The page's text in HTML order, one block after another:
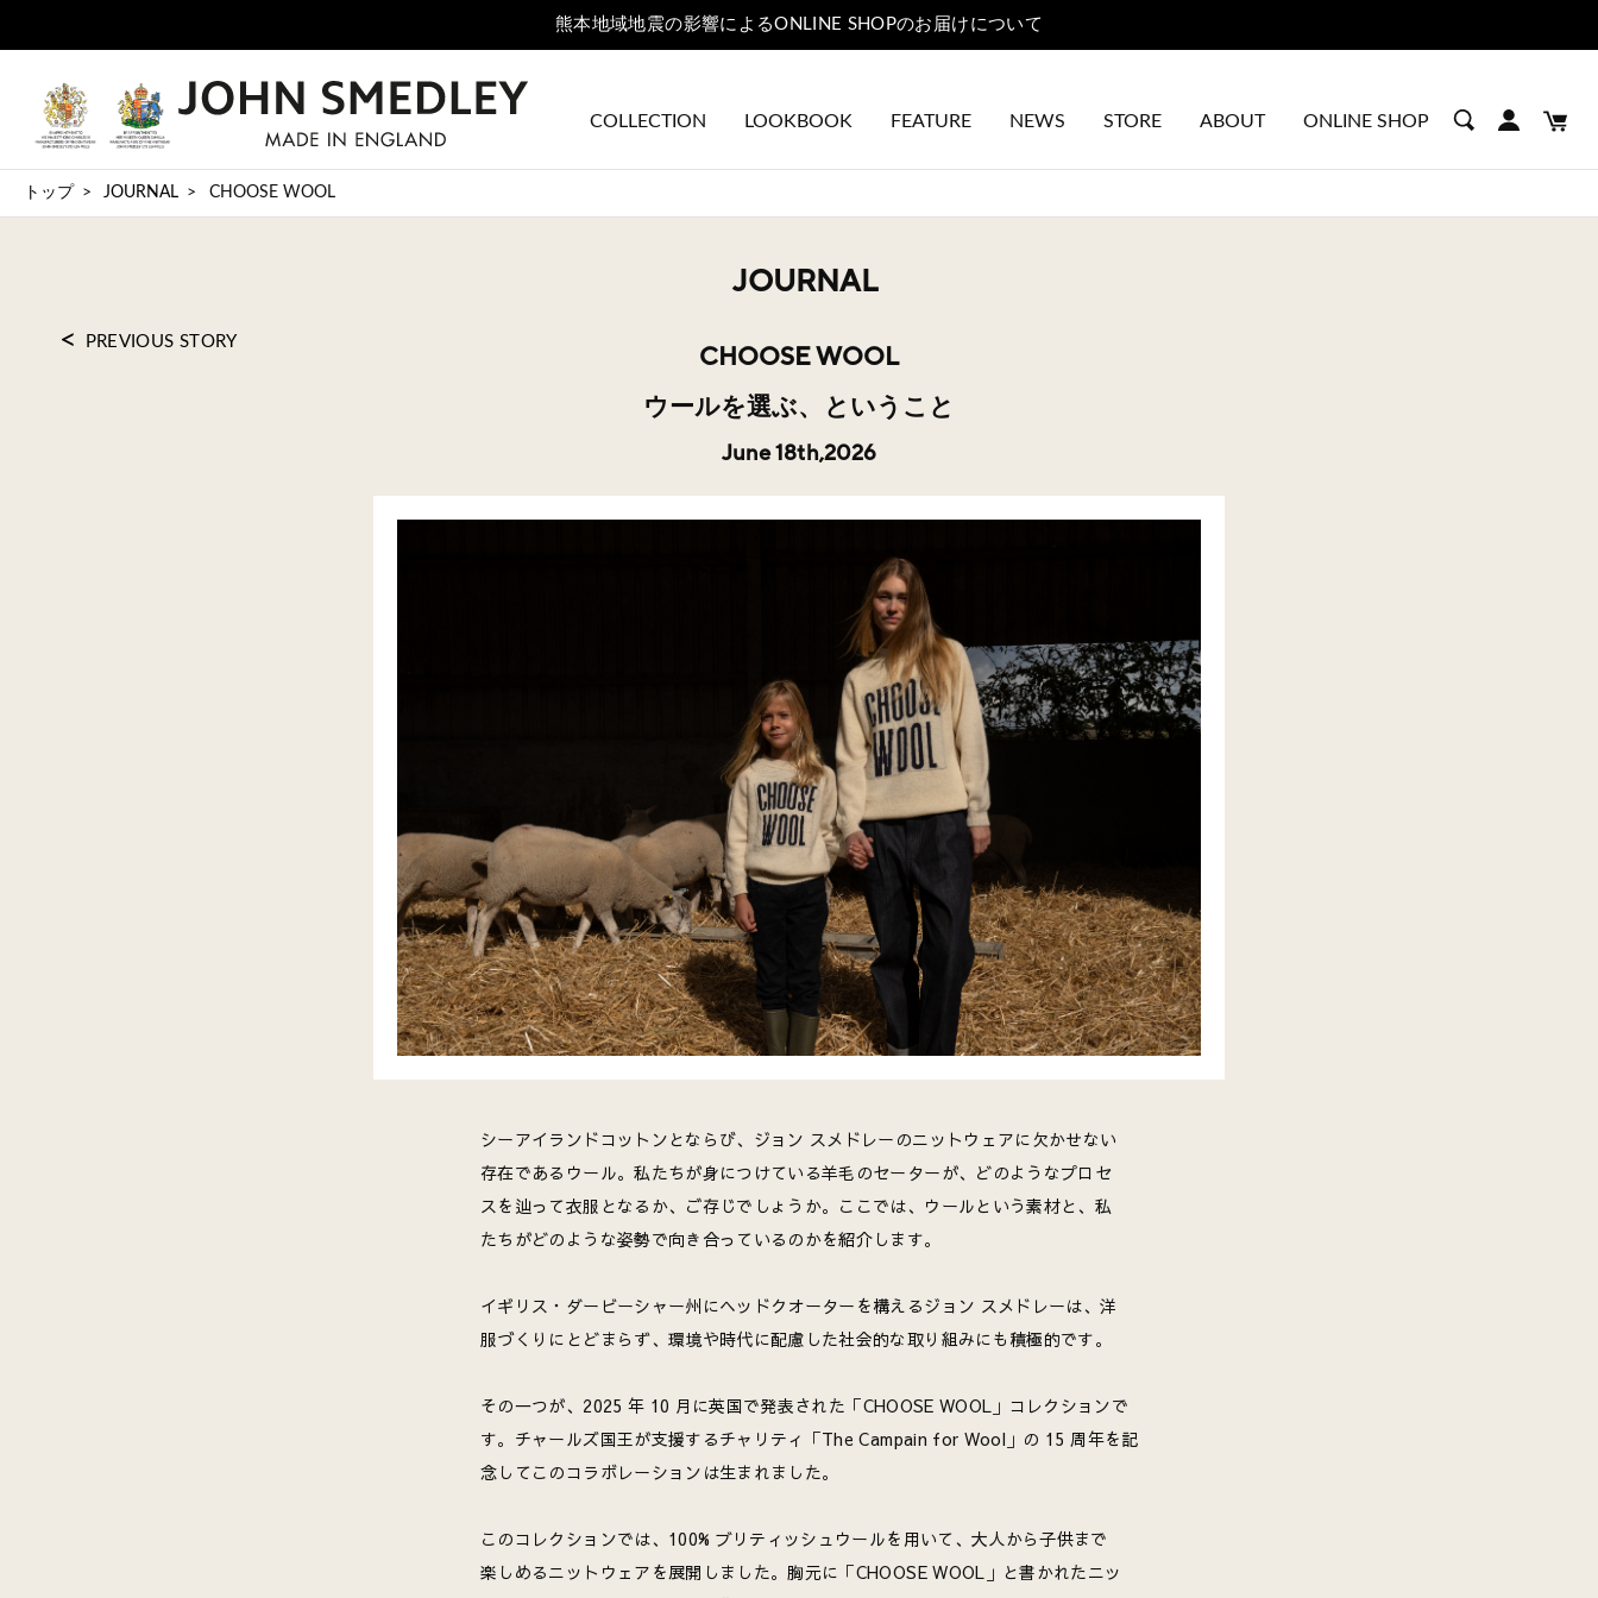
熊本地域地震の影響によるONLINE SHOPのお届けについて
COLLECTION LOOKBOOK FEATURE NEWS STORE ABOUT ONLINE SHOP
トップ JOURNAL CHOOSE WOOL
< PREVIOUS STORY
JOURNAL
CHOOSE WOOL
ウールを選ぶ、ということ
June 18th,2026
シーアイランドコットンとならび、ジョン スメドレーのニットウェアに欠かせない
存在であるウール。私たちが身につけている羊毛のセーターが、どのようなプロセ
スを辿って衣服となるか、ご存じでしょうか。ここでは、ウールという素材と、私
たちがどのような姿勢で向き合っているのかを紹介します。
イギリス・ダービーシャー州にヘッドクオーターを構えるジョン スメドレーは、洋
服づくりにとどまらず、環境や時代に配慮した社会的な取り組みにも積極的です。
その一つが、2025 年 10 月に英国で発表された「CHOOSE WOOL」コレクションで
す。チャールズ国王が支援するチャリティ「The Campain for Wool」の 15 周年を記
念してこのコラボレーションは生まれました。
このコレクションでは、100% ブリティッシュウールを用いて、大人から子供まで
楽しめるニットウェアを展開しました。胸元に「CHOOSE WOOL」と書かれたニッ